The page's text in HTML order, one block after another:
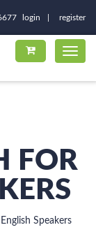
login register
FOR
Speakers